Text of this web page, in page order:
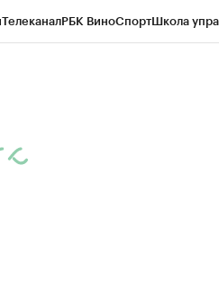
ТелеканалРБК ВиноСпортШкола